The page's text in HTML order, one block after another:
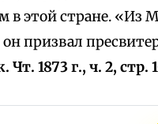
в этой стране. «Из
призвал
Чт. 1873 г., ч. 2, стр.